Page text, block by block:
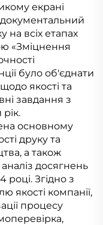
екрані
на всіх етапах
«Зміцнення
було об'єднати
якості та
завдання з
основному
друку та
а також
досягнень
році. Згідно з
якості компанії,
процесу